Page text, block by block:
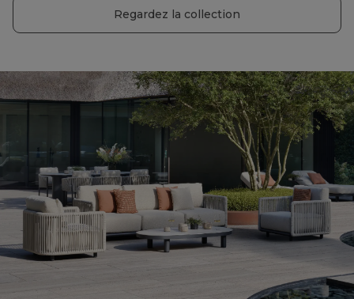
Regardez la collection